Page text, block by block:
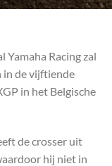
Racing zal
in de vijftiende
in het Belgische
de crosser uit
hij niet in